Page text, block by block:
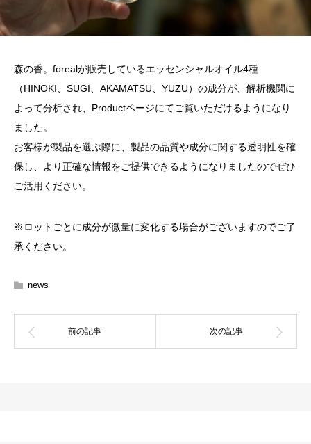
森の香。forealが販売しているエッセンシャルオイル4種
（HINOKI、SUGI、AKAMATSU、YUZU）の成分が、解析機関に
よって分析され、Productページにてご覧いただけるようになり
ました。
お客様が製品を選ぶ際に、製品の品質や成分に関する透明性を確
保し、より正確な情報をご提供できるようになりましたのでぜひ
ご活用ください。
※ロットごとに成分が微量に変化する場合がございますのでご了
承ください。
news